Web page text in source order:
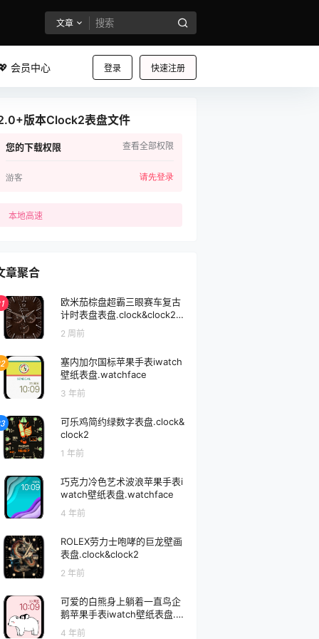
文章
登录 快速注册
会员中心
版本Clock2表盘文件
您的下载权限 查看全部权限
游客 请先登录
本地高速
章聚合
欧米茄棕盘超霸三眼赛车复古
计时表盘表盘.clock&clock28
2564
2 周前
塞内加尔国标苹果手表iwatch
壁纸表盘.watchface
3 年前
可乐鸡简约绿数字表盘.clock&
clock2
1 年前
巧克力冷色艺术波浪苹果手表i
watch壁纸表盘.watchface
4 年前
ROLEX劳力士咆哮的巨龙壁画
表盘.clock&clock2
2 年前
可爱的白熊身上躺着一直鸟企
鹅苹果手表iwatch壁纸表盘.w
atchface
4 年前